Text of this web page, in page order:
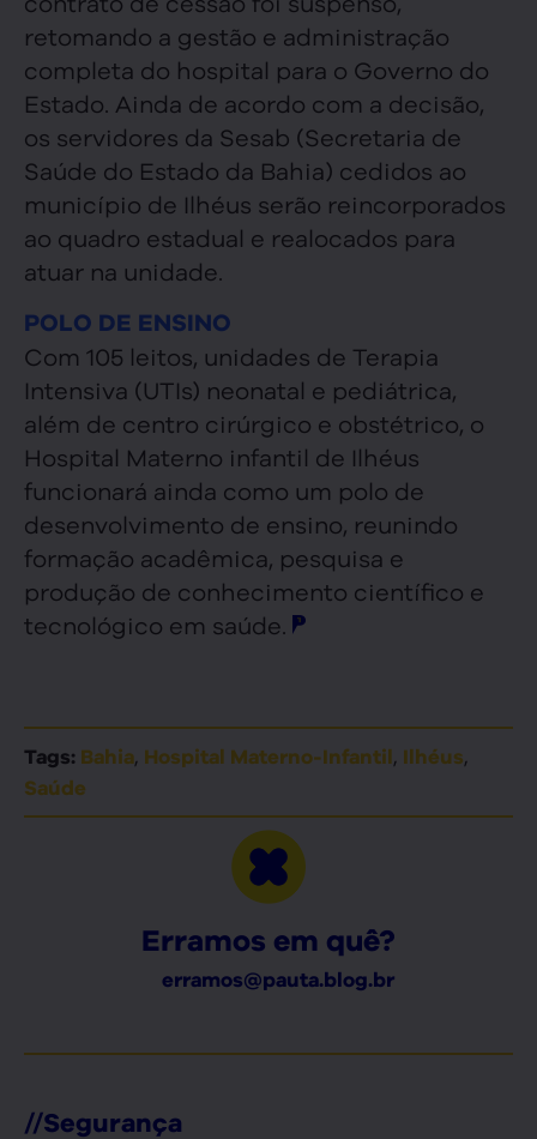
retomando a gestão e administração
completa do hospital para o Governo do
Estado. Ainda de acordo com a decisão,
os servidores da Sesab (Secretaria de
Saúde do Estado da Bahia) cedidos ao
município de Ilhéus serão reincorporados
ao quadro estadual e realocados para
atuar na unidade.
POLO DE ENSINO
Com 105 leitos, unidades de Terapia
Intensiva (UTIs) neonatal e pediátrica,
além de centro cirúrgico e obstétrico, o
Hospital Materno infantil de Ilhéus
funcionará ainda como um polo de
desenvolvimento de ensino, reunindo
formação acadêmica, pesquisa e
produção de conhecimento científico e
tecnológico em saúde.
Tags: Bahia, Hospital Materno-Infantil, Ilhéus,
Saúde
Erramos em quê?
erramos@pauta.blog.br
//Segurança